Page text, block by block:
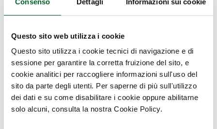
Questo sito web utilizza i cookie
Questo sito utilizza i cookie tecnici di navigazione e di
sessione per garantire la corretta fruizione del sito, e
cookie analitici per raccogliere informazioni sull'uso del
sito da parte degli utenti. Per saperne di più sull'utilizzo
dei dati e su come disabilitare i cookie oppure abilitarne
solo alcuni, consulta la nostra Cookie Policy.
sanificazione dei mezzi dell’Arif e degli uffici (come
documentato da foto e filmati pubblicati sui canali social
dell’Agenzia).
Terzo punto: non sarebbe stato favorito “il confronto
preventivo con le rappresentanze sindacali presenti nei luoghi
di lavoro”. Anche questa è un’affermazione non veritiera, infatti
– ribadisce il Commissario Ranieri – il rapporto con le
rappresentanze sindacali è continuo e come nel caso delle
nomine cui si accennava prima, tutte sono state sottoscritte
dal rappresentante sindacale. Arif comunque si sta adoperando,